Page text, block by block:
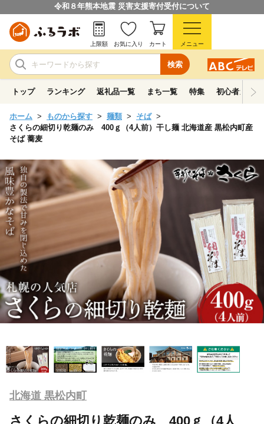
令和８年熊本地震 災害支援寄付受付について
検索
上限額 お気に入り カート メニュー
トップ ランキング 返礼品一覧 まち一覧 特集 初心者ガイド
ホーム ものから探す 麺類
そば
さくらの細切り乾麺のみ 400ｇ（4人前）干し麺 北海道産 黒松内町産
そば 蕎麦
北海道 黒松内町
さくらの細切り乾麺のみ 400ｇ（4人